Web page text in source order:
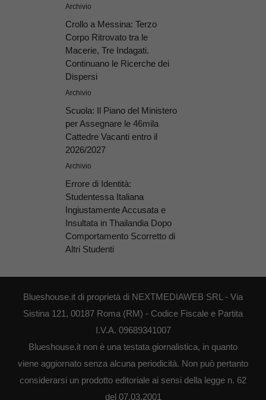
Archivio
Crollo a Messina: Terzo
Corpo Ritrovato tra le
Macerie, Tre Indagati.
Continuano le Ricerche dei
Dispersi
Archivio
Scuola: Il Piano del Ministero
per Assegnare le 46mila
Cattedre Vacanti entro il
2026/2027
Archivio
Errore di Identità:
Studentessa Italiana
Ingiustamente Accusata e
Insultata in Thailandia Dopo
Comportamento Scorretto di
Altri Studenti
Blueshouse.it di proprietà di NEXTMEDIAWEB SRL - Via
Sistina 121, 00187 Roma (RM) - Codice Fiscale e Partita
I.V.A. 09689341007
Blueshouse.it non è una testata giornalistica, in quanto
viene aggiornato senza alcuna periodicità. Non può pertanto
considerarsi un prodotto editoriale ai sensi della legge n. 62
del 07.03.2001